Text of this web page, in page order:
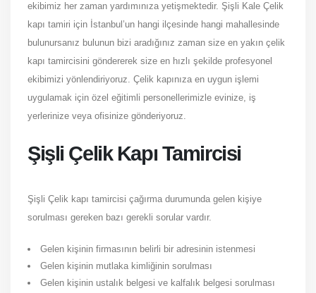
ekibimiz her zaman yardımınıza yetişmektedir. Şişli Kale Çelik
kapı tamiri için İstanbul’un hangi ilçesinde hangi mahallesinde
bulunursanız bulunun bizi aradığınız zaman size en yakın çelik
kapı tamircisini göndererek size en hızlı şekilde profesyonel
ekibimizi yönlendiriyoruz. Çelik kapınıza en uygun işlemi
uygulamak için özel eğitimli personellerimizle evinize, iş
yerlerinize veya ofisinize gönderiyoruz.
Şişli Çelik Kapı Tamircisi
Şişli Çelik kapı tamircisi çağırma durumunda gelen kişiye
sorulması gereken bazı gerekli sorular vardır.
Gelen kişinin firmasının belirli bir adresinin istenmesi
Gelen kişinin mutlaka kimliğinin sorulması
Gelen kişinin ustalık belgesi ve kalfalık belgesi sorulması